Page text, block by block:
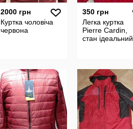
2000 грн
Куртка чоловіча
червона
350 грн
Легка куртка
Pierre Cardin,
стан ідеальний